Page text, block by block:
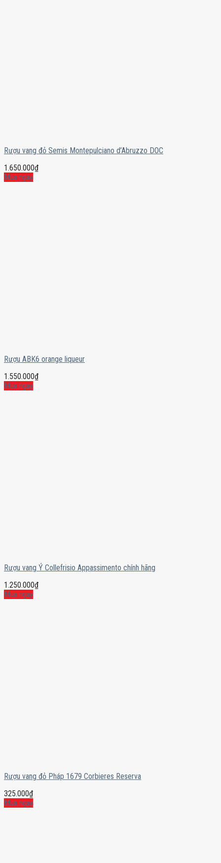
Rượu vang đỏ Semis Montepulciano d’Abruzzo DOC
1.650.000₫
Mua ngay
Rượu ABK6 orange liqueur
1.550.000₫
Mua ngay
Rượu vang Ý Collefrisio Appassimento chính hãng
1.250.000₫
Mua ngay
Rượu vang đỏ Pháp 1679 Corbieres Reserva
325.000₫
Mua ngay